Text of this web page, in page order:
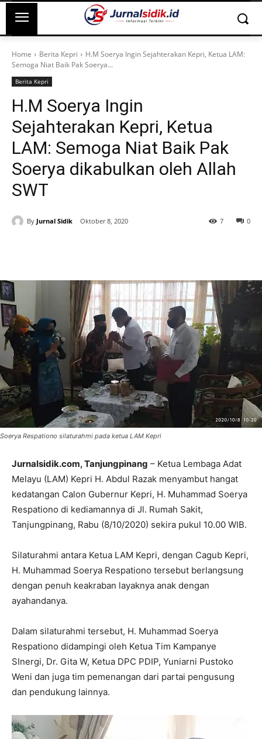
Home Berita Kepri
H.M Soerya Ingin Sejahterakan Kepri, Ketua LAM:
Semoga Niat Baik Pak Soerya...
Berita Kepri
H.M Soerya Ingin
Sejahterakan Kepri, Ketua
LAM: Semoga Niat Baik Pak
Soerya dikabulkan oleh Allah
SWT
By Jurnal Sidik Oktober 8, 2020 0
7
Soerya Respationo silaturahmi pada ketua LAM Kepri
Jurnalsidik.com, Tanjungpinang – Ketua Lembaga Adat
Melayu (LAM) Kepri H. Abdul Razak menyambut hangat
kedatangan Calon Gubernur Kepri, H. Muhammad Soerya
Respationo di kediamannya di Jl. Rumah Sakit,
Tanjungpinang, Rabu (8/10/2020) sekira pukul 10.00 WIB.
Silaturahmi antara Ketua LAM Kepri, dengan Cagub Kepri,
H. Muhammad Soerya Respationo tersebut berlangsung
dengan penuh keakraban layaknya anak dengan
ayahandanya.
Dalam silaturahmi tersebut, H. Muhammad Soerya
Respationo didampingi oleh Ketua Tim Kampanye
SInergi, Dr. Gita W, Ketua DPC PDIP, Yuniarni Pustoko
Weni dan juga tim pemenangan dari partai pengusung
dan pendukung lainnya.